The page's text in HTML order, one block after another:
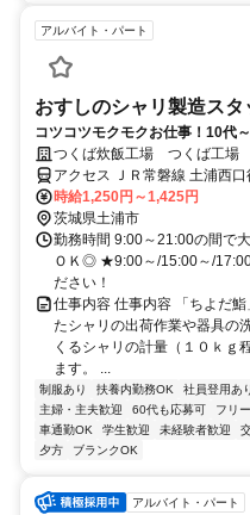
アルバイト・パート
おすしのシャリ製造スタ
コツコツモクモクお仕事！10代
つくば炊飯工場 つくば工場
アクセス ＪＲ常磐線 土浦西
時給1,250円～1,425円
茨城県土浦市
勤務時間 9:00～21:00の間で
ＯＫ◎ ★9:00～/15:00～/17:00
ださい！
仕事内容 仕事内容 「ちよだ
たシャリの出荷作業や器具の
くるシャリの計量（１０ｋｇ
ます。 ...
制服あり 扶養内勤務OK 社員登用あ
主婦・主夫歓迎
60代も応募可 フリ
車通勤OK
学生歓迎 未経験者歓迎
夕方
ブランクOK
アルバイト・パート